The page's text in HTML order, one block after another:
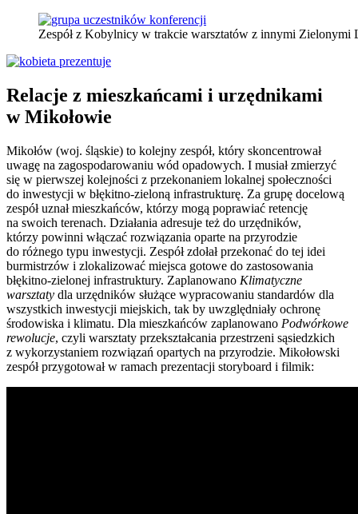
Zespół z Kobylnicy w trakcie warsztatów z innymi Zielonymi
Relacje z mieszkańcami i urzędnikami
w Mikołowie
Mikołów (woj. śląskie) to kolejny zespół, który skoncentrował
uwagę na zagospodarowaniu wód opadowych. I musiał zmierzyć
się w pierwszej kolejności z przekonaniem lokalnej społeczności
do inwestycji w błękitno-zieloną infrastrukturę. Za grupę docelową
zespół uznał mieszkańców, którzy mogą poprawiać retencję
na swoich terenach. Działania adresuje też do urzędników,
którzy powinni włączać rozwiązania oparte na przyrodzie
do różnego typu inwestycji. Zespół zdołał przekonać do tej idei
burmistrzów i zlokalizować miejsca gotowe do zastosowania
błękitno-zielonej infrastruktury. Zaplanowano Klimatyczne
warsztaty dla urzędników służące wypracowaniu standardów dla
wszystkich inwestycji miejskich, tak by uwzględniały ochronę
środowiska i klimatu. Dla mieszkańców zaplanowano Podwórkowe
rewolucje, czyli warsztaty przekształcania przestrzeni sąsiedzkich
z wykorzystaniem rozwiązań opartych na przyrodzie. Mikołowski
zespół przygotował w ramach prezentacji storyboard i filmik: